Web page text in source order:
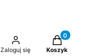
Zaloguj się
Produkty w
Koszyk